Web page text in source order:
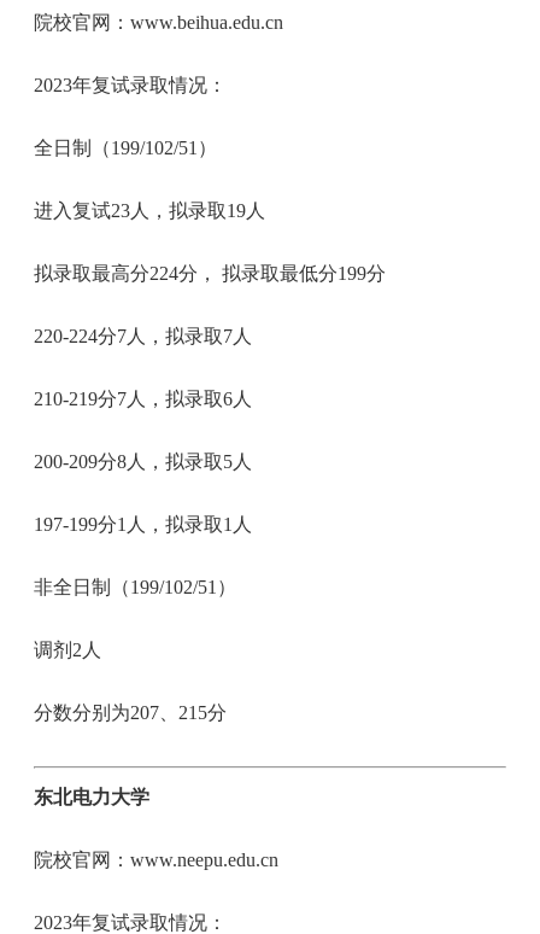
院校官网：www.beihua.edu.cn
2023年复试录取情况：
全日制（199/102/51）
进入复试23人，拟录取19人
拟录取最高分224分， 拟录取最低分199分
220-224分7人，拟录取7人
210-219分7人，拟录取6人
200-209分8人，拟录取5人
197-199分1人，拟录取1人
非全日制（199/102/51）
调剂2人
分数分别为207、215分
东北电力大学
院校官网：www.neepu.edu.cn
2023年复试录取情况：